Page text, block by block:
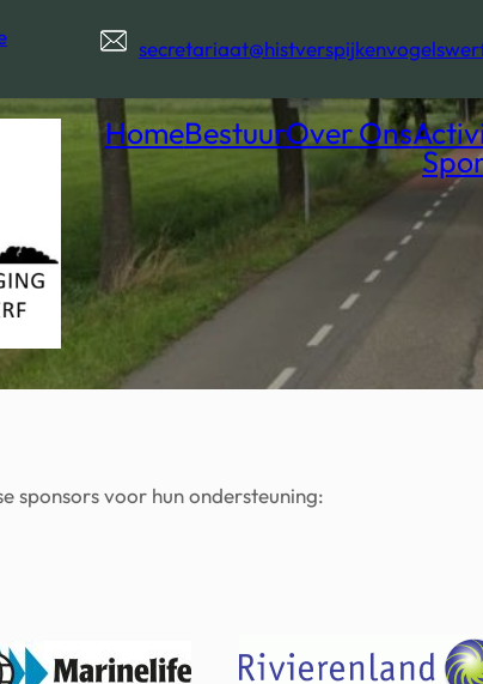
HomeBestuurOver Ons
sponsors voor hun ondersteuning: